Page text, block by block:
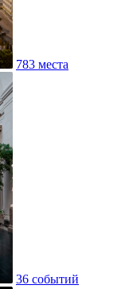
783 места
36 событий